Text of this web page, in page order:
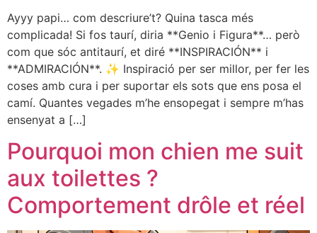
Ayyy papi… com descriure’t? Quina tasca més
complicada! Si fos taurí, diria **Genio i Figura**… però
com que sóc antitaurí, et diré **INSPIRACIÓN** i
**ADMIRACIÓN**. ✨ Inspiració per ser millor, per fer les
coses amb cura i per suportar els sots que ens posa el
camí. Quantes vegades m’he ensopegat i sempre m’has
ensenyat a […]
Pourquoi mon chien me suit
aux toilettes ?
Comportement drôle et réel